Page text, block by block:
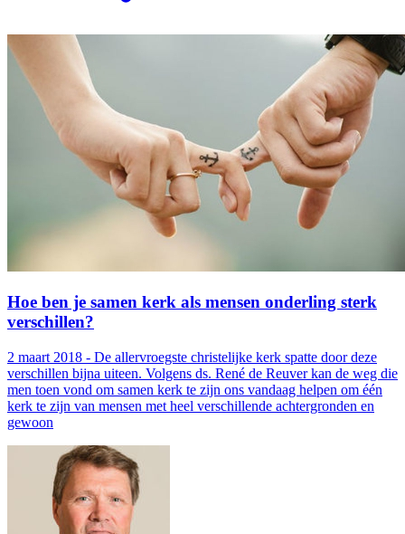
Hoe ben je samen kerk als mensen onderling sterk
verschillen?
2 maart 2018 - De allervroegste christelijke kerk spatte door deze
verschillen bijna uiteen. Volgens ds. René de Reuver kan de weg die
men toen vond om samen kerk te zijn ons vandaag helpen om één
kerk te zijn van mensen met heel verschillende achtergronden en
gewoon